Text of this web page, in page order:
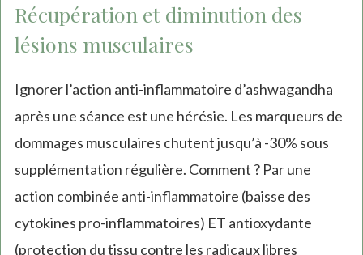
Récupération et diminution des
lésions musculaires
Ignorer l’action anti-inflammatoire d’ashwagandha
après une séance est une hérésie. Les marqueurs de
dommages musculaires chutent jusqu’à -30% sous
supplémentation régulière. Comment ? Par une
action combinée anti-inflammatoire (baisse des
cytokines pro-inflammatoires) ET antioxydante
(protection du tissu contre les radicaux libres